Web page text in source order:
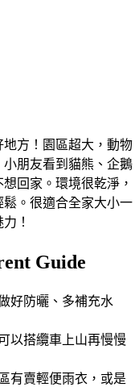
方！園區超大，動物
朋友看到貓熊、企鵝
回家。環境很乾淨，
。很適合全家大小一
！
Guide
好防曬、多補充水
以搭纜車上山再慢慢
有賣輕便雨衣，或是